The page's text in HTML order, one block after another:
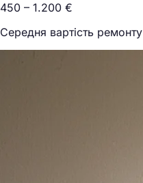
450 – 1.200 €
Середня вартість ремонту